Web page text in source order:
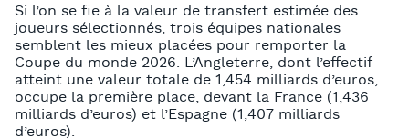
Si l’on se fie à la valeur de transfert estimée des
joueurs sélectionnés, trois équipes nationales
semblent les mieux placées pour remporter la
Coupe du monde 2026. L’Angleterre, dont l’effectif
atteint une valeur totale de 1,454 milliards d’euros,
occupe la première place, devant la France (1,436
milliards d’euros) et l’Espagne (1,407 milliards
d’euros).